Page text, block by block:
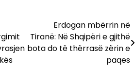
Erdogan mbërrin në
Tiranë: Në Shqipëri e gjithë
bota do të thërrasë zërin e
paqes